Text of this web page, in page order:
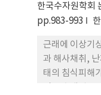
한국수자원학회
pp.983-993
근래에 이상기
과 해사채취,
태의 침식피해